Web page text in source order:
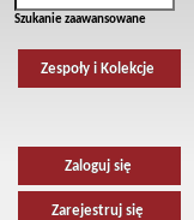
Szukanie zaawansowane
Zespoły i Kolekcje
Zaloguj się
Zarejestruj się